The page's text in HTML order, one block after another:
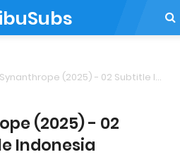
Synanthrope (2025) - 02 Subtitle Indonesia
(2025) - 02
Indonesia